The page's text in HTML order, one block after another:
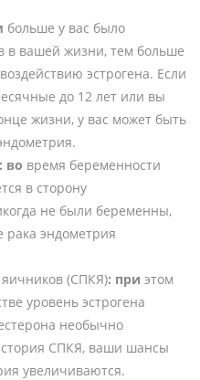
больше у вас было
в вашей жизни, тем больше
эстрогена. Если
до 12 лет или вы
жизни, у вас может быть
во время беременности
в сторону
не были беременны,
эндометрия
(СПКЯ): при этом
уровень эстрогена
необычно
СПКЯ, ваши шансы
увеличиваются.